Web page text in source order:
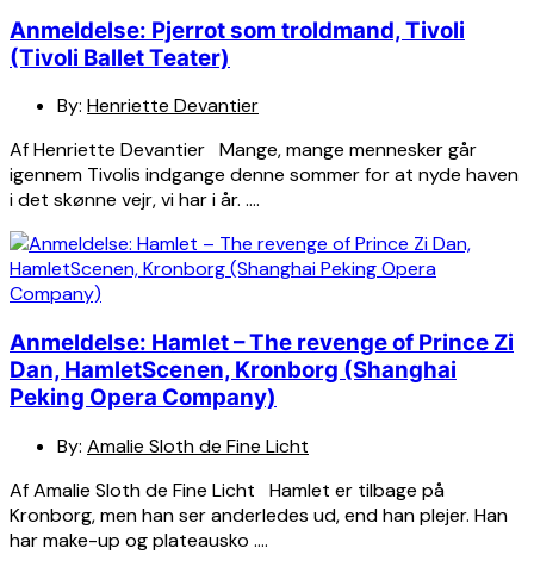
Anmeldelse: Pjerrot som troldmand, Tivoli
(Tivoli Ballet Teater)
By: Henriette Devantier
Af Henriette Devantier Mange, mange mennesker går
igennem Tivolis indgange denne sommer for at nyde haven
i det skønne vejr, vi har i år. ….
Anmeldelse: Hamlet – The revenge of Prince Zi
Dan, HamletScenen, Kronborg (Shanghai
Peking Opera Company)
By: Amalie Sloth de Fine Licht
Af Amalie Sloth de Fine Licht Hamlet er tilbage på
Kronborg, men han ser anderledes ud, end han plejer. Han
har make-up og plateausko ….